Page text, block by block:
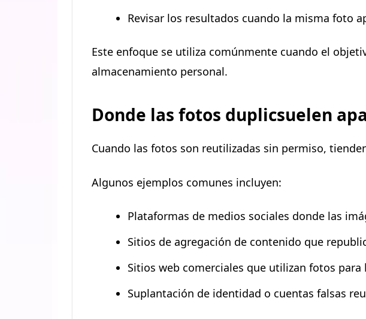
Revisar los resultados cuando la misma foto
Este enfoque se utiliza comúnmente cuando el
almacenamiento personal.
Donde las fotos duplicsuelen
Cuando las fotos son reutilizadas sin permiso,
Algunos ejemplos comunes incluyen:
Plataformas de medios sociales donde las
Sitios de agregación de contenido que
Sitios web comerciales que utilizan fotos
Suplantación de identidad o cuentas falsas